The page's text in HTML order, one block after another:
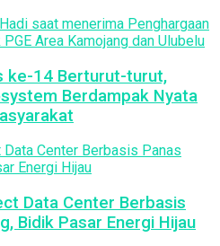
ke-14 Berturut-turut,
Berdampak Nyata
Data Center Berbasis
Bidik Pasar Energi Hijau